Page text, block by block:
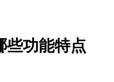
些功能特点